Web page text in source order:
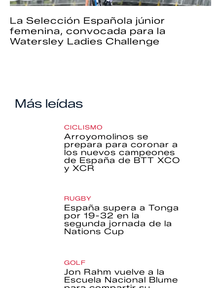
La Selección Española júnior
femenina, convocada para la
Watersley Ladies Challenge
Más leídas
CICLISMO
Arroyomolinos se
prepara para coronar a
los nuevos campeones
de España de BTT XCO
y XCR
RUGBY
España supera a Tonga
por 19-32 en la
segunda jornada de la
Nations Cup
GOLF
Jon Rahm vuelve a la
Escuela Nacional Blume